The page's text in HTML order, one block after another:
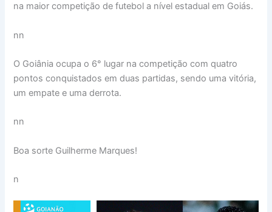
na maior competição de futebol a nível estadual em Goiás.
nn
O Goiânia ocupa o 6° lugar na competição com quatro
pontos conquistados em duas partidas, sendo uma vitória,
um empate e uma derrota.
nn
Boa sorte Guilherme Marques!
n